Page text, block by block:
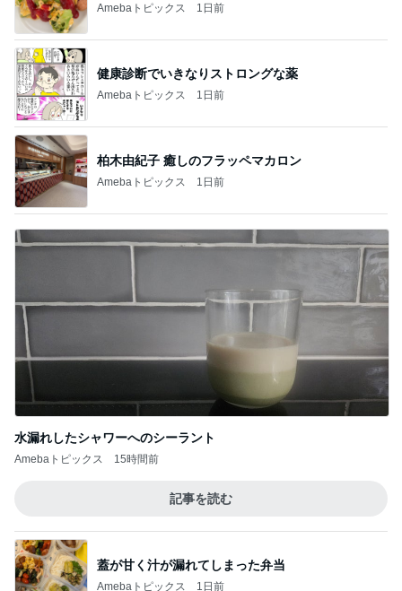
Amebaトピックス 1日前
健康診断でいきなりストロングな薬
Amebaトピックス 1日前
柏木由紀子 癒しのフラッペマカロン
Amebaトピックス 1日前
水漏れしたシャワーへのシーラント
Amebaトピックス 15時間前
記事を読む
蓋が甘く汁が漏れてしまった弁当
Amebaトピックス 1日前